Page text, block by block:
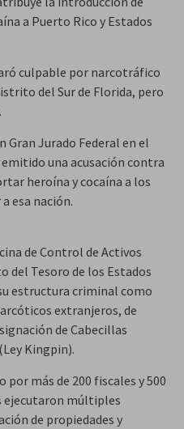
a Puerto Rico y Estados
culpable por narcotráfico
del Sur de Florida, pero
Gran Jurado Federal en el
una acusación contra
heroína y cocaína a los
esa nación.
de Control de Activos
del Tesoro de los Estados
estructura criminal como
extranjeros, de
de Cabecillas
Kingpin).
por más de 200 fiscales y 500
ejecutaron múltiples
de propiedades y